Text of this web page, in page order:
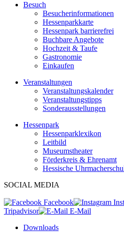
Besuch
Besucherinformationen
Hessenparkkarte
Hessenpark barrierefrei
Buchbare Angebote
Hochzeit & Taufe
Gastronomie
Einkaufen
Veranstaltungen
Veranstaltungskalender
Veranstaltungstipps
Sonderausstellungen
Hessenpark
Hessenparklexikon
Leitbild
Museumstheater
Förderkreis & Ehrenamt
Hessische
SOCIAL MEDIA
Facebook
Tripadvisor
E-Mail
Downloads